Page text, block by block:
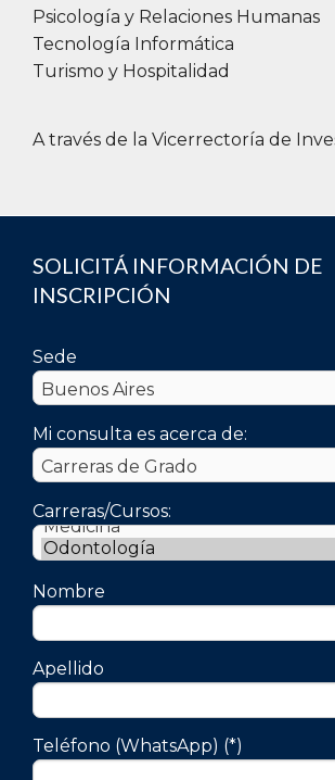
Psicología y Relaciones Humanas
Tecnología Informática
Turismo y Hospitalidad
A través de la Vicerrectoría de
SOLICITÁ INFORMACIÓN DE
INSCRIPCIÓN
Sede
Mi consulta es acerca de:
Carreras/Cursos:
Nombre
Apellido
Teléfono (WhatsApp) (*)